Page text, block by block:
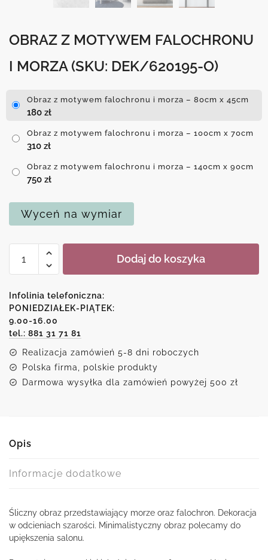
OBRAZ Z MOTYWEM FALOCHRONU
I MORZA (SKU: DEK/620195-O)
Obraz z motywem falochronu i morza – 80cm x 45cm
180 zł
Obraz z motywem falochronu i morza – 100cm x 70cm
310 zł
Obraz z motywem falochronu i morza – 140cm x 90cm
750 zł
Wyceń na wymiar
Obraz
motywem
falochronu
i
morza
Dodaj do koszyka
Infolinia telefoniczna:
PONIEDZIAŁEK-PIĄTEK:
9.00-16.00
tel.: 881 31 71 81
Realizacja zamówień 5-8 dni roboczych
Polska firma, polskie produkty
Darmowa wysyłka dla zamówień powyżej 500 zł
Opis
Informacje dodatkowe
Śliczny obraz przedstawiający morze oraz falochron. Dekoracja
w odcieniach szarości. Minimalistyczny obraz polecamy do
upiększenia salonu.